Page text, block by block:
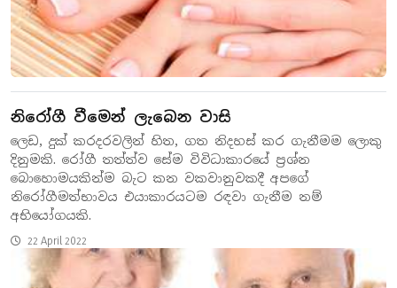
නිරෝගී වීමෙන් ලැබෙන වාසි
ලෙඩ, දුක් කරදරවලින් හිත, ගත නිදහස් කර ගැනීමම ලොකු
දිනුමකි. රෝගී තත්ත්ව සේම විවිධාකාරයේ ප්‍රශ්න
බොහොමයකින්ම බැට කන වකවානුවකදී අපගේ
නිරෝගීමත්භාවය එයාකාරයටම රඳවා ගැනීම නම්
අභියෝගයකි.
22 April 2022